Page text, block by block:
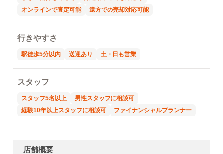
オンラインで査定可能
遠方での売却対応可能
行きやすさ
駅徒歩5分以内 送迎あり 土・日も営業
スタッフ
スタッフ5名以上
男性スタッフに相談可
経験10年以上スタッフに相談可
ファイナンシャルプランナー
店舗概要